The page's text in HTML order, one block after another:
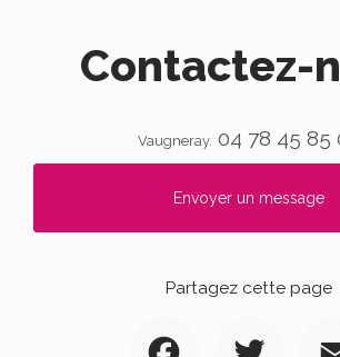
Contactez-
Vaugneray. 04 78 45 85
Envoyer un message
Partagez cette page